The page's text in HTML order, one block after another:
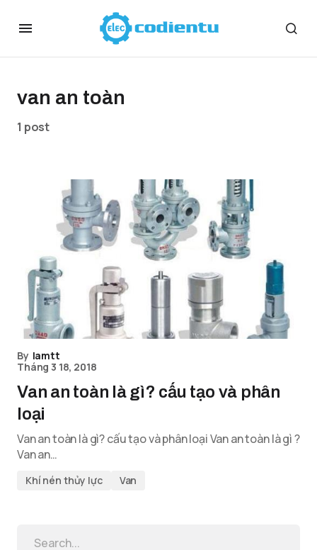
van an toàn
1 post
By lamtt
Tháng 3 18, 2018
Van an toàn là gì? cấu tạo và phân
loại
Van an toàn là gì? cấu tạo và phân loại Van an toàn là gì ?
Van an…
Khí nén thủy lực Van